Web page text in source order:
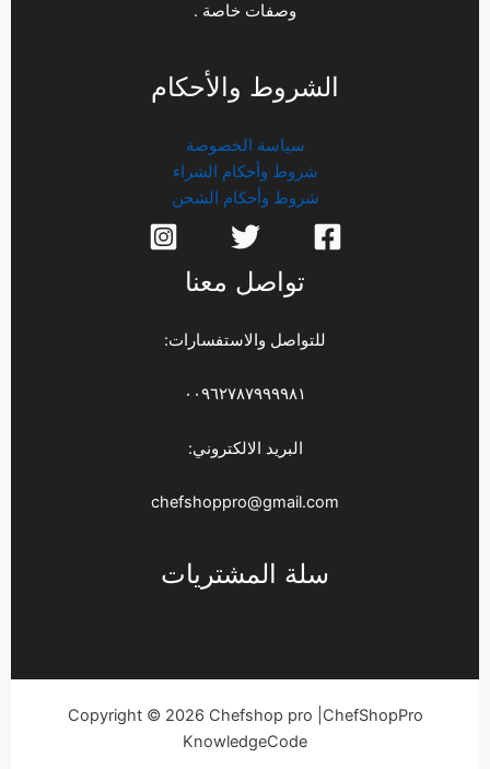
وصفات خاصة .
الشروط والأحكام
سياسة الخصوصة
شروط وأحكام الشراء
شروط وأحكام الشحن
تواصل معنا
للتواصل والاستفسارات:
٠٠٩٦٢٧٨٧٩٩٩٩٨١
البريد الالكتروني:
chefshoppro@gmail.com
سلة المشتريات
Copyright © 2026 Chefshop pro |ChefShopPro
KnowledgeCode